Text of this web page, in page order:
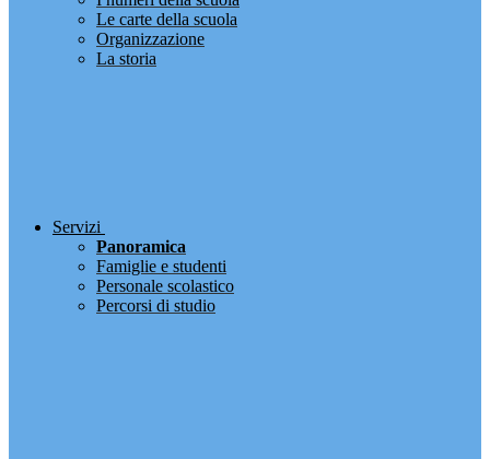
Le carte della scuola
Organizzazione
La storia
Servizi
Panoramica
Famiglie e studenti
Personale scolastico
Percorsi di studio